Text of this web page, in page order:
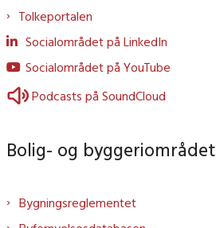
Tolkeportalen
Socialområdet på LinkedIn
Socialområdet på YouTube
Podcasts på SoundCloud
Bolig- og byggeriområdet
Bygningsreglementet